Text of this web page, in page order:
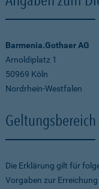
Barmenia.Gothaer AG
Arnoldiplatz 1
50969 Köln
Nordrhein-Westfalen
Geltungsbereich
Die Erklärung gilt für
Vorgaben zur